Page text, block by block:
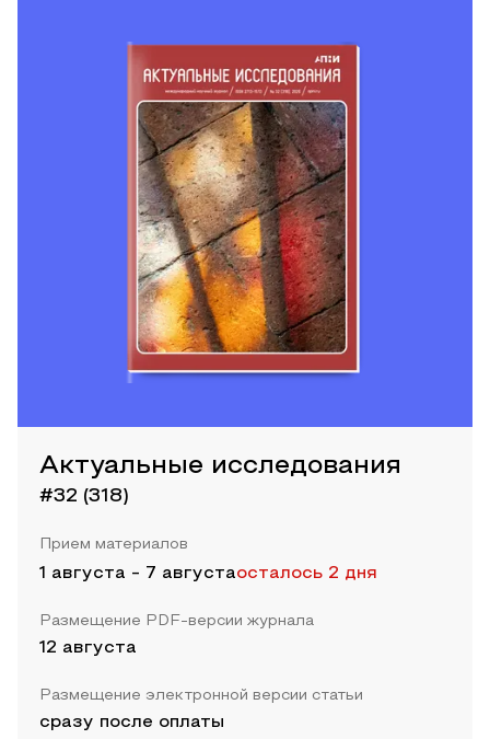
Актуальные исследования
#32 (318)
Прием материалов
1 августа - 7 августаосталось 2 дня
Размещение PDF-версии журнала
12 августа
Размещение электронной версии статьи
сразу после оплаты